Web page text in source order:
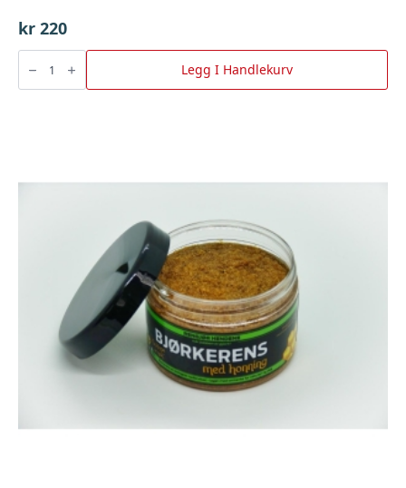
kr 220
Fuktsluker
Absodry
450
antall
Legg I Handlekurv